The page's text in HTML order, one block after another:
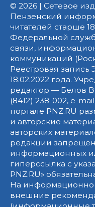
© 2026 | Сетевое
Пензенский
читателей старше
Федеральной
связи,
коммуникаций
Реестровая
18.02.2022 года.
редактор — Белов
(8412) 238-002, e-
портале PNZ.RU
и авторские
авторских
редакции
информационных
гиперссылка с
PNZ.RU»
На
внешние